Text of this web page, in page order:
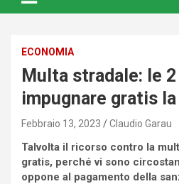
ECONOMIA
Multa stradale: le
impugnare gratis
Febbraio 13, 2023 Claudio Garau
Talvolta il ricorso contro la
gratis, perché vi sono
oppone al pagamento della